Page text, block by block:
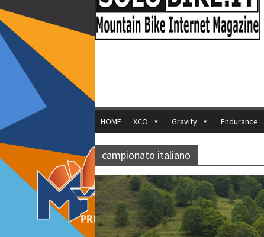
Europei MTB:
HOME XCO Gravity Endurance
campionato italiano